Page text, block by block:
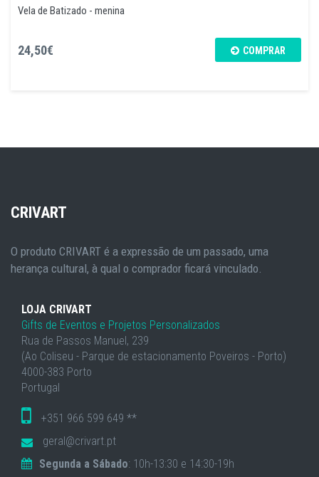
Vela de Batizado - menina
24,50€ COMPRAR
CRIVART
O produto CRIVART é a expressão de um passado, uma
herança cultural, à qual o comprador ficará vinculado.
LOJA CRIVART
Gifts de Eventos e Projetos Personalizados
Rua de Passos Manuel, 239
(Ao Coliseu - Parque de estacionamento Poveiros - Porto)
4000-383 Porto
Portugal
+351 966 599 649 **
geral@crivart.pt
Segunda a Sábado: 10h-13:30 e 14:30-19h